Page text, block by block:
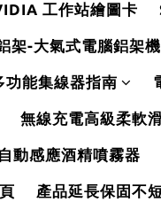
工作站繪圖卡
架-大氣式電腦鋁架
功能集線器指南
無線充電高級柔軟
自動感應酒精噴霧器
產品延長保固不